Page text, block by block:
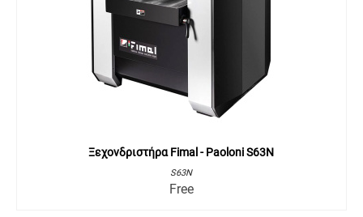
Ξεχονδριστήρα Fimal - Paoloni S63N
S63N
Free